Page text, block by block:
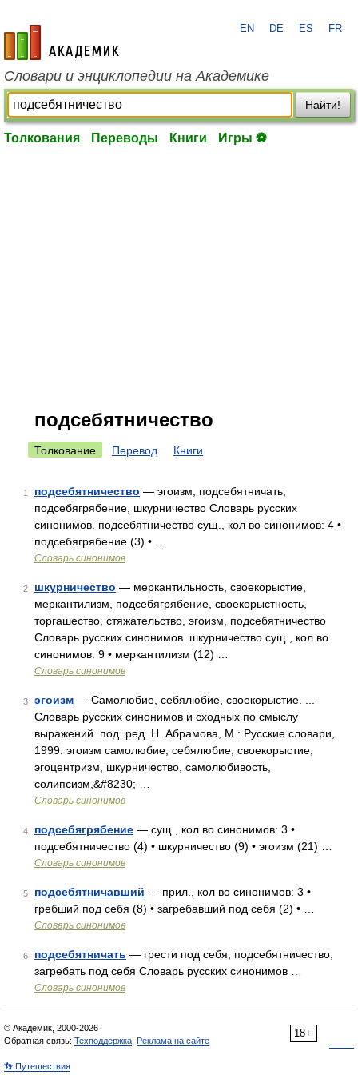
academic.ru
EN DE ES FR
Словари и энциклопедии на Академике
Найти!
Толкования Переводы Книги Игры ⚽
подсебятничество
Толкование Перевод Книги
1 подсебятничество — эгоизм, подсебятничать,
подсебягрябение, шкурничество Словарь русских
синонимов. подсебятничество сущ., кол во синонимов: 4 •
подсебягрябение (3) • …
Словарь синонимов
2 шкурничество — меркантильность, своекорыстие,
меркантилизм, подсебягрябение, своекорыстность,
торгашество, стяжательство, эгоизм, подсебятничество
Словарь русских синонимов. шкурничество сущ., кол во
синонимов: 9 • меркантилизм (12) …
Словарь синонимов
3 эгоизм — Самолюбие, себялюбие, своекорыстие. ...
Словарь русских синонимов и сходных по смыслу
выражений. под. ред. Н. Абрамова, М.: Русские словари,
1999. эгоизм самолюбие, себялюбие, своекорыстие;
эгоцентризм, шкурничество, самолюбивость,
солипсизм,&#8230; …
Словарь синонимов
4 подсебягрябение — сущ., кол во синонимов: 3 •
подсебятничество (4) • шкурничество (9) • эгоизм (21) …
Словарь синонимов
5 подсебятничавший — прил., кол во синонимов: 3 •
гребший под себя (8) • загребавший под себя (2) • …
Словарь синонимов
6 подсебятничать — грести под себя, подсебятничество,
загребать под себя Словарь русских синонимов …
Словарь синонимов
18+
© Академик, 2000-2026
Обратная связь: Техподдержка Реклама на сайте
👣 Путешествия